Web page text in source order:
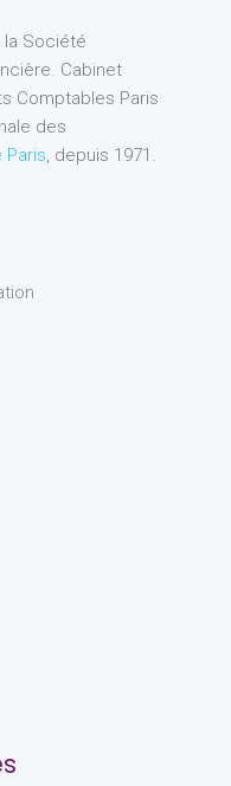
la Société
Cabinet
Comptables Paris
des
Paris, depuis 1971.